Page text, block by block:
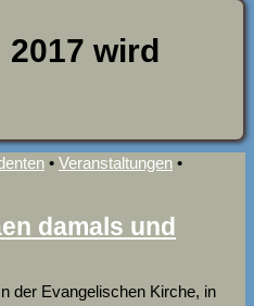
2017 wird
• Veranstaltungen •
damals und
der Evangelischen Kirche, in